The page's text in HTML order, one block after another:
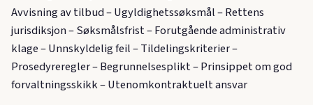
Avvisning av tilbud – Ugyldighetssøksmål – Rettens
jurisdiksjon – Søksmålsfrist – Forutgående administrativ
klage – Unnskyldelig feil – Tildelingskriterier –
Prosedyreregler – Begrunnelsesplikt – Prinsippet om god
forvaltningsskikk – Utenomkontraktuelt ansvar